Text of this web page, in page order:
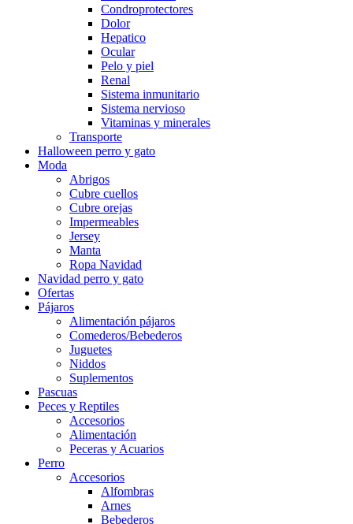
Condroprotectores
Dolor
Hepatico
Ocular
Pelo y piel
Renal
Sistema inmunitario
Sistema nervioso
Vitaminas y minerales
Transporte
Halloween perro y gato
Moda
Abrigos
Cubre cuellos
Cubre orejas
Impermeables
Jersey
Manta
Ropa Navidad
Navidad perro y gato
Ofertas
Pájaros
Alimentación pájaros
Comederos/Bebederos
Juguetes
Niddos
Suplementos
Pascuas
Peces y Reptiles
Accesorios
Alimentación
Peceras y Acuarios
Perro
Accesorios
Alfombras
Arnes
Bebederos